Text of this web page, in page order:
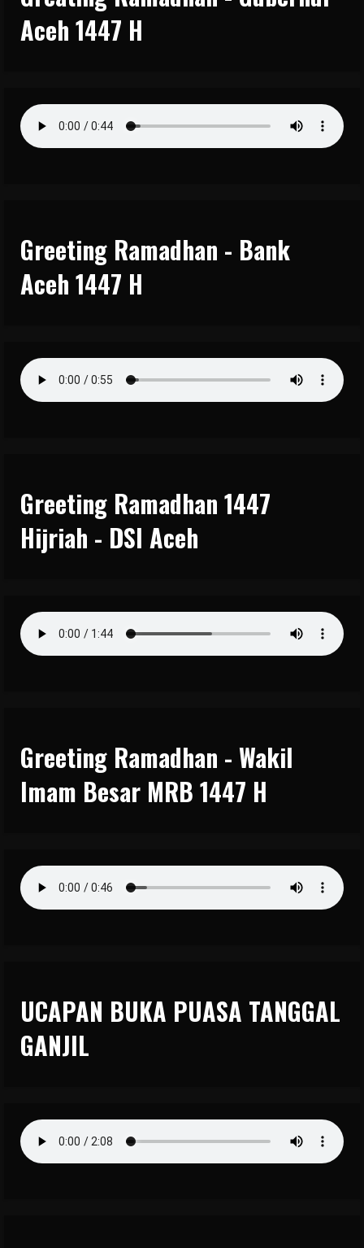
Aceh 1447 H
Greeting Ramadhan - Bank
Aceh 1447 H
Greeting Ramadhan 1447
Hijriah - DSI Aceh
Greeting Ramadhan - Wakil
Imam Besar MRB 1447 H
UCAPAN BUKA PUASA TANGGAL
GANJIL